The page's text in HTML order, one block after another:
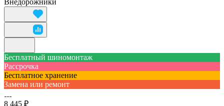
Бесплатный шиномонтаж
Рассрочка
Бесплатное хранение
Замена или ремонт
8 445 ₽